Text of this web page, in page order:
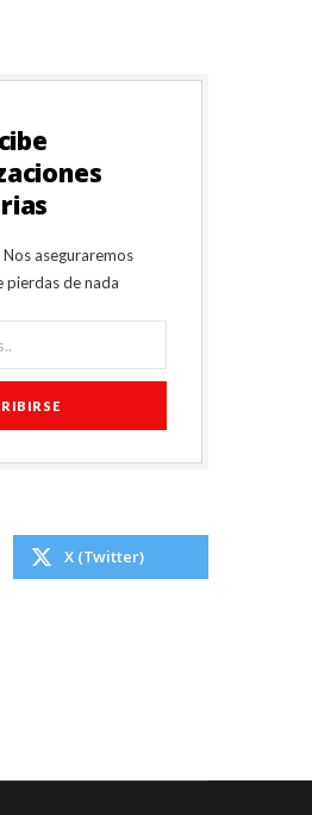
aseguraremos
pierdas de nada
X (Twitter)